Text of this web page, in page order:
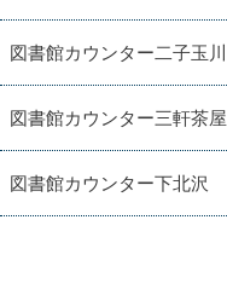
図書館カウンター二子玉川
図書館カウンター三軒茶屋
図書館カウンター下北沢